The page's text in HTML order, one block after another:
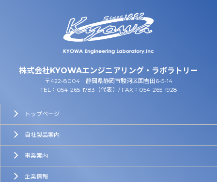
株式会社KYOWAエンジニアリング・ラボラトリー
〒422-8004 静岡県静岡市駿河区国吉田6-5-14
TEL：054-265-1783（代表）/ FAX：054-265-1928
トップページ
自社製品案内
事業案内
企業情報